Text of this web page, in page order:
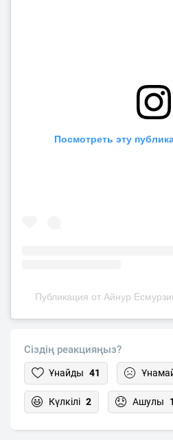
Посмотреть эту
Публикация от Айнур
Сіздің реакцияңыз?
Ұнайды 41
Күлкілі 2 Ашулы 1